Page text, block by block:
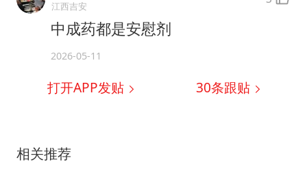
江西吉安
中成药都是安慰剂
2026-05-11
打开APP发贴 30条跟贴
相关推荐